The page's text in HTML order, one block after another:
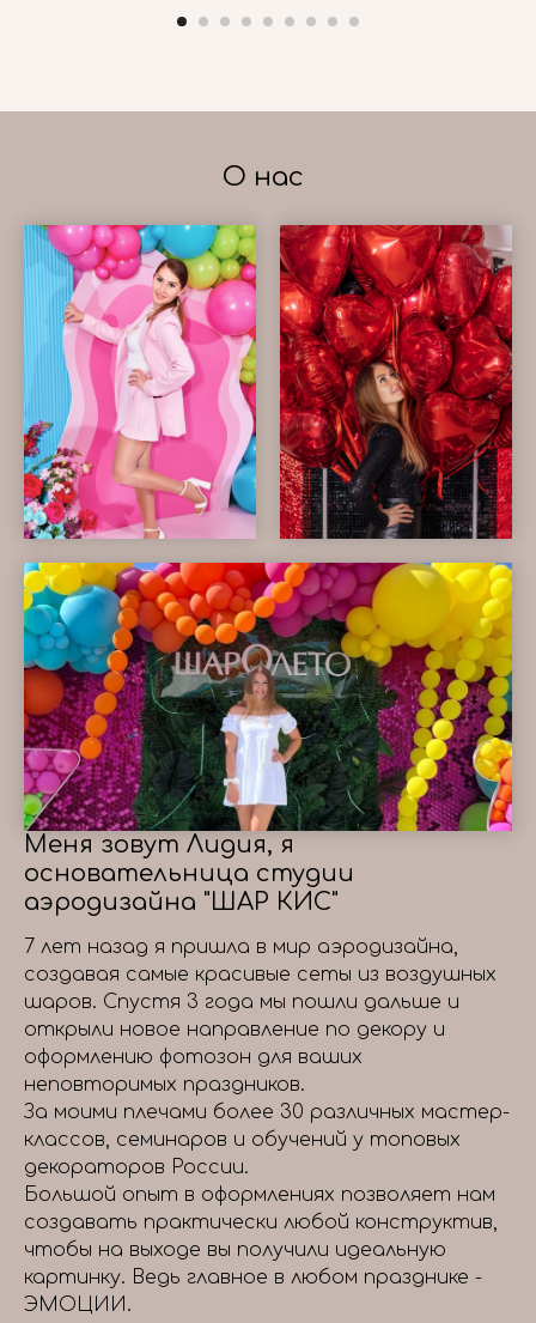
О нас
Меня зовут Лидия, я
основательница студии
аэродизайна "ШАР КИС"
7 лет назад я пришла в мир аэродизайна,
создавая самые красивые сеты из воздушных
шаров. Спустя 3 года мы пошли дальше и
открыли новое направление по декору и
оформлению фотозон для ваших
неповторимых праздников.
За моими плечами более 30 различных мастер-
классов, семинаров и обучений у топовых
декораторов России.
Большой опыт в оформлениях позволяет нам
создавать практически любой конструктив,
чтобы на выходе вы получили идеальную
картинку. Ведь главное в любом празднике -
ЭМОЦИИ.